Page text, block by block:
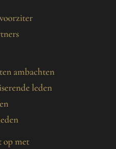
ambachten
leden
op met